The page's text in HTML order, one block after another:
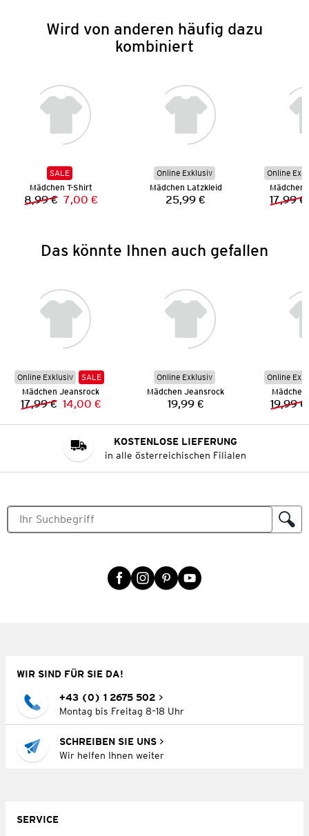
Wird von anderen häufig dazu
kombiniert
SALE
Mädchen T-Shirt
Vorheriger Preis:
8,99 € Neuer Preis:
7,00 €
Online Exklusiv
Mädchen Latzkleid
Preis:
25,99 €
Online
Mädchen
17,99 €
Das könnte Ihnen auch gefallen
Online Exklusiv
SALE
Mädchen Jeansrock
Vorheriger Preis:
17,99 € Neuer Preis:
14,00 €
Online Exklusiv
Mädchen Jeansrock
Preis:
19,99 €
Online
19,99 €
KOSTENLOSE LIEFERUNG
in alle österreichischen Filialen
WIR SIND FÜR SIE DA!
+43 (0) 1 2675 502
Montag bis Freitag 8–18 Uhr
SCHREIBEN SIE UNS
Wir helfen Ihnen weiter
SERVICE